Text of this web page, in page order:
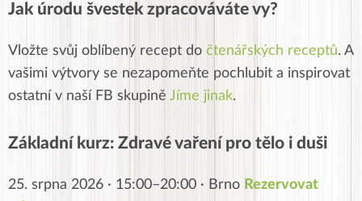
Jak úrodu švestek zpracováváte vy?
Vložte svůj oblíbený recept do čtenářských receptů. A
vašimi výtvory se nezapomeňte pochlubit a inspirovat
ostatní v naší FB skupině Jíme jinak.
Základní kurz: Zdravé vaření pro tělo i duši
25. srpna 2026 · 15:00–20:00 · Brno Rezervovat